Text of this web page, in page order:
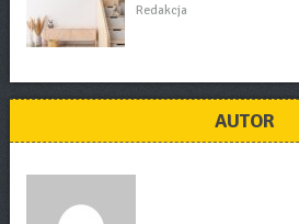
Redakcja
AUTOR